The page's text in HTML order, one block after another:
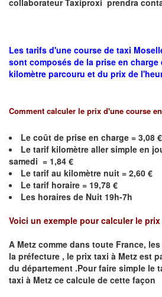
collaborateur Taxiproxi prendra
Les tarifs d'une course de taxi
sont composés de la prise en
kilomètre parcouru et du prix de
Comment calculer le prix d'une course
Le coût de prise en charge = 3,08 €
Le tarif kilomètre aller simple en
samedi = 1,84 €
Le tarif au kilomètre nuit = 2,60 €
Le tarif horaire = 19,78 €
Les horaires de Nuit 19h-7h
Voici un exemple pour calculer le
A Metz comme dans toute France,
la préfecture , le prix taxi à Metz est
du département .Pour faire simple le
taxi à Metz ce calcule de cette façon